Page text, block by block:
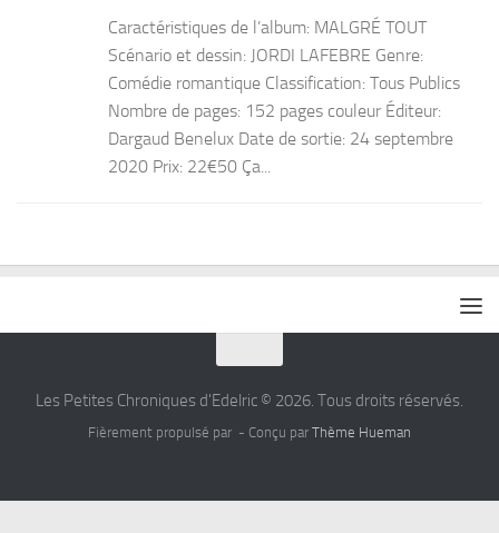
Caractéristiques de l’album: MALGRÉ TOUT
Scénario et dessin: JORDI LAFEBRE Genre:
Comédie romantique Classification: Tous Publics
Nombre de pages: 152 pages couleur Éditeur:
Dargaud Benelux Date de sortie: 24 septembre
2020 Prix: 22€50 Ça...
Les Petites Chroniques d'Edelric © 2026. Tous droits réservés.
Fièrement propulsé par - Conçu par Thème Hueman